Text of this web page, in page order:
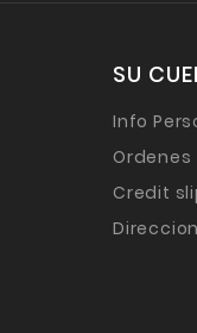
SU
Info
Ordenes
Credit